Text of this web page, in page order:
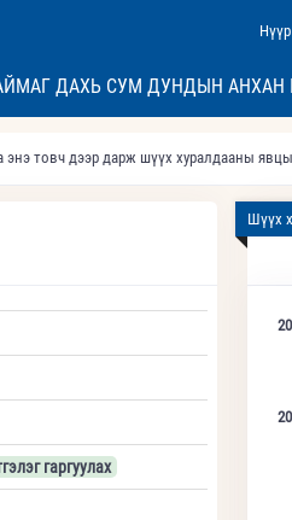
Нүүр
ДАХЬ СУМ ДУНДЫН
энэ товч дээр дарж шүүх хуралдааны
гаргуулах
Шүүх